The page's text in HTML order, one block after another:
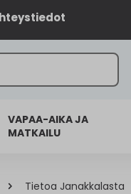
VAPAA-AIKA JA
MATKAILU
Tietoa Janakkalasta